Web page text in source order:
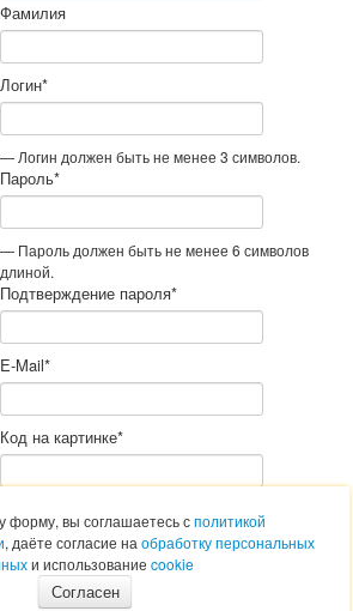
Фамилия
Логин*
— Логин должен быть не менее 3 символов.
Пароль*
— Пароль должен быть не менее 6 символов
длиной.
Подтверждение пароля*
E-Mail*
Код на картинке*
форму, вы соглашаетесь сполитикой
, даёте согласие на обработку персональных
и использование cookie
Согласен